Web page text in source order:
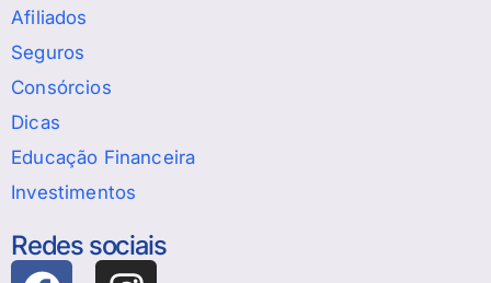
Afiliados
Seguros
Consórcios
Dicas
Educação Financeira
Investimentos
Redes sociais